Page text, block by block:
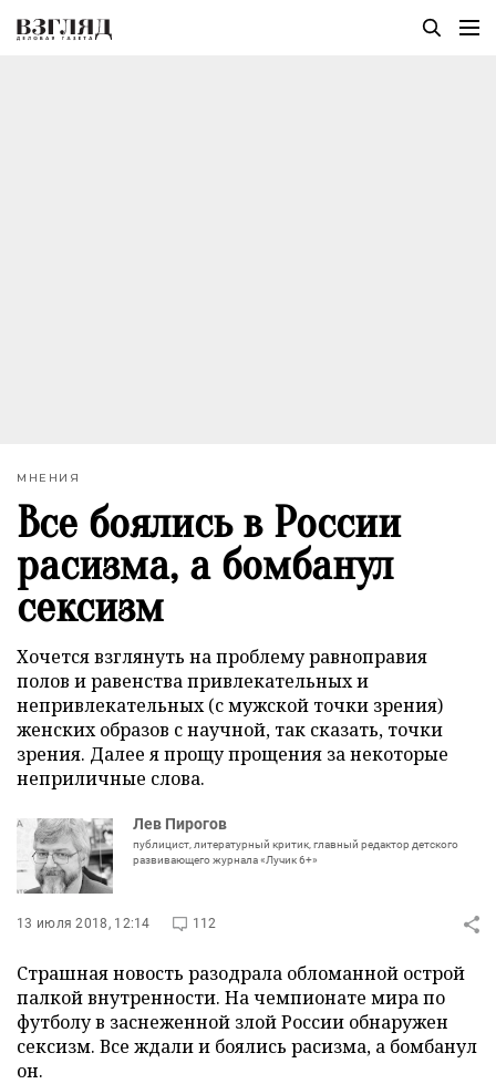
МНЕНИЯ
Все боялись в России
расизма, а бомбанул
сексизм
Хочется взглянуть на проблему равноправия
полов и равенства привлекательных и
непривлекательных (с мужской точки зрения)
женских образов с научной, так сказать, точки
зрения. Далее я прощу прощения за некоторые
неприличные слова.
Лев Пирогов
публицист, литературный критик, главный редактор детского
развивающего журнала «Лучик 6+»
13 июля 2018, 12:14 112
Страшная новость разодрала обломанной острой
палкой внутренности. На чемпионате мира по
футболу в заснеженной злой России обнаружен
сексизм. Все ждали и боялись расизма, а бомбанул
он.